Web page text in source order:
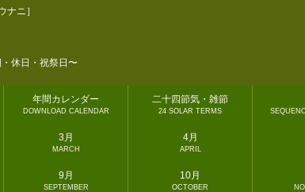
ナニ］
休日・祝祭日〜
年間カレンダー
DOWNLOAD CALENDAR
二十四節気・雑節
24 SOLAR TERMS
3月
MARCH
4月
APRIL
9月
SEPTEMBER
10月
OCTOBER